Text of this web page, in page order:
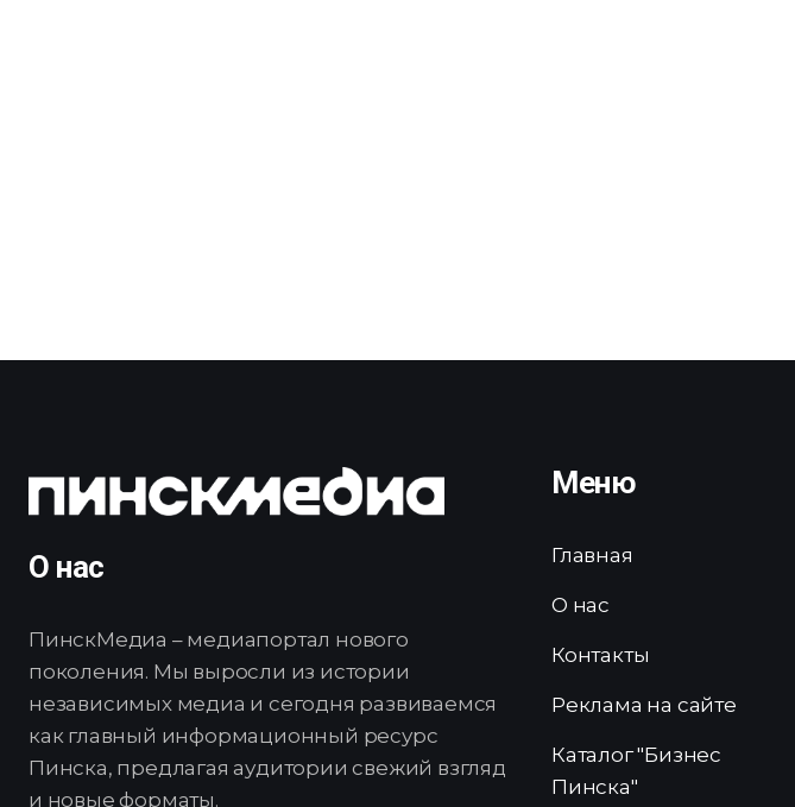
О нас
ПинскМедиа – медиапортал нового
поколения. Мы выросли из истории
независимых медиа и сегодня развиваемся
как главный информационный ресурс
Пинска, предлагая аудитории свежий взгляд
и новые форматы.
Меню
Главная
О нас
Контакты
Реклама на сайте
Каталог "Бизнес
Пинска"